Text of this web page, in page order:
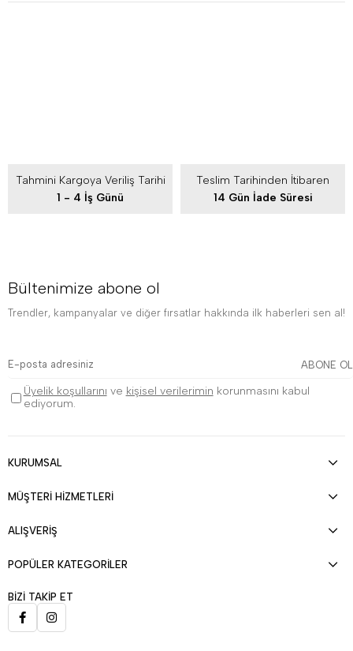
Tahmini Kargoya Veriliş Tarihi
1 - 4 İş Günü
Teslim Tarihinden İtibaren
14 Gün İade Süresi
Bültenimize abone ol
Trendler, kampanyalar ve diğer fırsatlar hakkında ilk haberleri sen al!
ABONE OL
Üyelik koşullarını ve kişisel verilerimin korunmasını kabul
ediyorum.
KURUMSAL
MÜŞTERİ HİZMETLERİ
ALIŞVERİŞ
POPÜLER KATEGORİLER
BİZİ TAKİP ET